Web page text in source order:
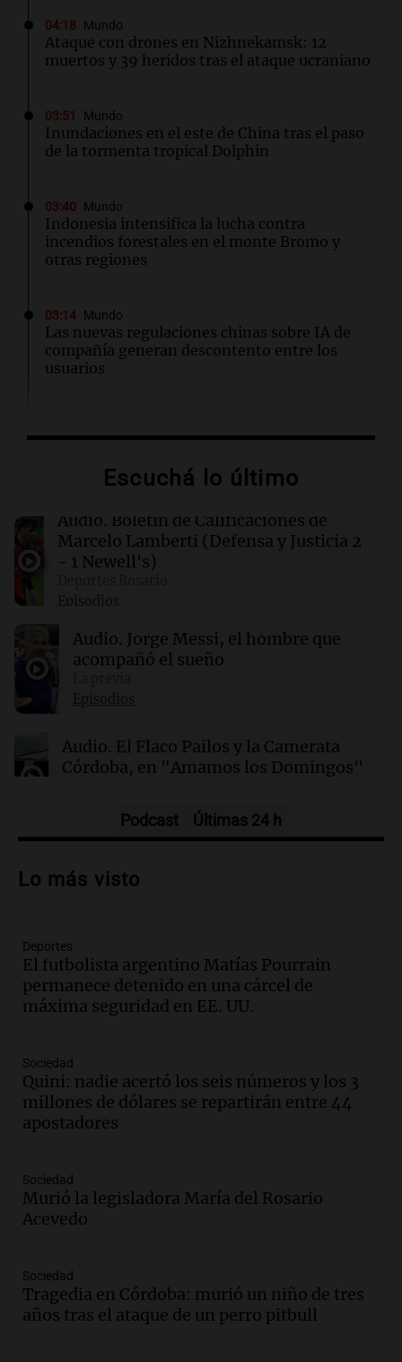
04:18 Mundo
Ataque con drones en Nizhnekamsk: 12
muertos y 39 heridos tras el ataque ucraniano
03:51 Mundo
Inundaciones en el este de China tras el paso
de la tormenta tropical Dolphin
03:40 Mundo
Indonesia intensifica la lucha contra
incendios forestales en el monte Bromo y
otras regiones
03:14 Mundo
Las nuevas regulaciones chinas sobre IA de
compañía generan descontento entre los
usuarios
Congreso de EEUU investiga la deportación de
02:03 Tecnología
King's Cross: De barrio marginal a centro
neurálgico de la inteligencia artificial
01:31 Ciencia
salud entre vino, cerveza y licores
00:32 Clima
Clima en Salta: cómo estará el tiempo este
Escuchá lo último
Audio. Boletín de Calificaciones de
Marcelo Lamberti (Defensa y Justicia 2
- 1 Newell's)
Episodios
Audio. Jorge Messi, el hombre que
acompañó el sueño
Episodios
Audio. El Flaco Pailos y la Camerata
Córdoba, en "Amamos los Domingos"
hablaron de su obra en Cadena 3
Audio.
recuerdo del paso de Juan Pablo II: "Te
traspasaba con la mirada"
Amamos los Domingos
Audio.
un imperdible cordobés para los
amantes de la astronomía
Amamos los Domingos
la historia del club de Irlanda
revolucionado por hinchas argentinos
Amamos los Domingos
Audio.
argentino regresa al país tras conflicto
con Brasil
Podcast Últimas 24 h
Lo más visto
Deportes
El futbolista argentino Matías Pourrain
permanece detenido en una cárcel de
máxima seguridad en EE. UU.
Sociedad
Quini: nadie acertó los seis números y los 3
millones de dólares se repartirán entre 44
apostadores
Sociedad
Murió la legisladora María del Rosario
Acevedo
Sociedad
Tragedia en Córdoba: murió un niño de tres
años tras el ataque de un perro pitbull